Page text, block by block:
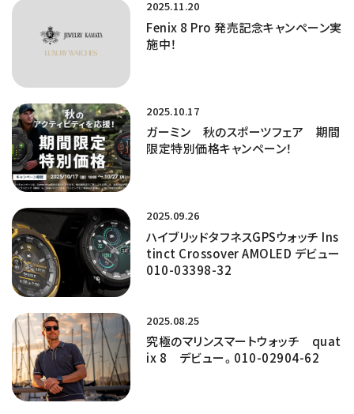
2025.11.20
Fenix 8 Pro 発売記念キャンペーン実
施中！
2025.10.17
ガーミン 秋のスポーツフェア 期間
限定特別価格キャンペーン！
2025.09.26
ハイブリッドタフネスGPSウォッチ Ins
tinct Crossover AMOLED デビュー
010-03398-32
2025.08.25
究極のマリンスマートウォッチ quat
ix 8 デビュー。010-02904-62